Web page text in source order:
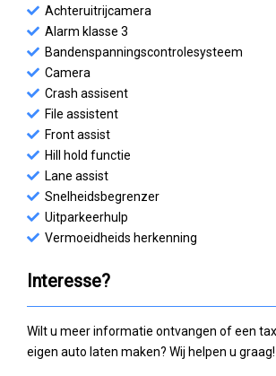
Achteruitrijcamera
Alarm klasse 3
Bandenspanningscontrolesysteem
Camera
Crash assisent
File assistent
Front assist
Hill hold functie
Lane assist
Snelheidsbegrenzer
Uitparkeerhulp
Vermoeidheids herkenning
Interesse?
Wilt u meer informatie ontvangen of een
eigen auto laten maken? Wij helpen u graag!